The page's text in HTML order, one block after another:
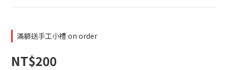
滿額送手工小禮 on order
NT$200